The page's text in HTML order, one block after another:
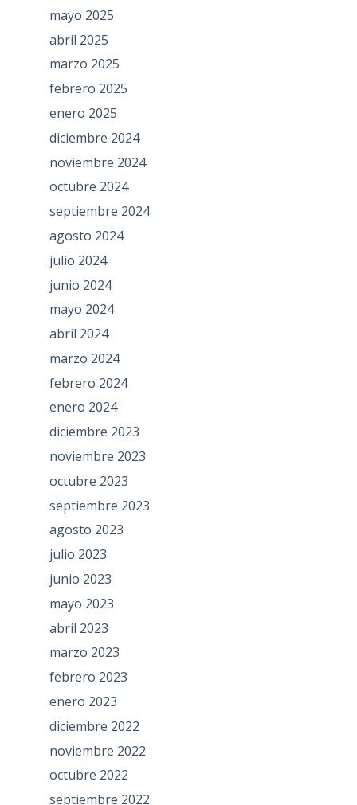
mayo 2025
abril 2025
marzo 2025
febrero 2025
enero 2025
diciembre 2024
noviembre 2024
octubre 2024
septiembre 2024
agosto 2024
julio 2024
junio 2024
mayo 2024
abril 2024
marzo 2024
febrero 2024
enero 2024
diciembre 2023
noviembre 2023
octubre 2023
septiembre 2023
agosto 2023
julio 2023
junio 2023
mayo 2023
abril 2023
marzo 2023
febrero 2023
enero 2023
diciembre 2022
noviembre 2022
octubre 2022
septiembre 2022